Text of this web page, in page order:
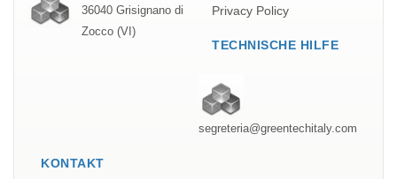
36040 Grisignano di
Zocco (VI)
Privacy Policy
TECHNISCHE HILFE
segreteria@greentechitaly.com
KONTAKT